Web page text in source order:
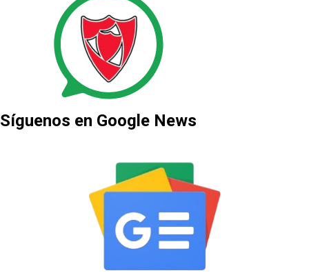
Síguenos en Google News